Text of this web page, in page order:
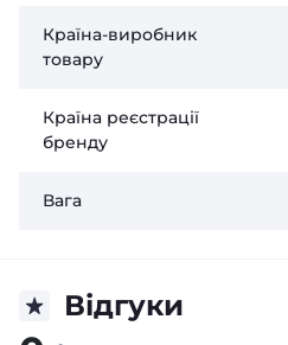
Країна-виробник
товару
Країна реєстрації
бренду
Вага
Відгуки